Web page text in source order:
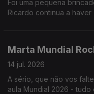
Foi uma pequena
Ricardo continua a haver
Marta Mundial
14 jul. 2026
A sério, que não vos
aula Mundial 2026 -